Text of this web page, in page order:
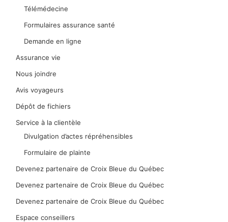
Télémédecine
Formulaires assurance santé
Demande en ligne
Assurance vie
Nous joindre
Avis voyageurs
Dépôt de fichiers
Service à la clientèle
Divulgation d’actes répréhensibles
Formulaire de plainte
Devenez partenaire de Croix Bleue du Québec
Devenez partenaire de Croix Bleue du Québec
Devenez partenaire de Croix Bleue du Québec
Espace conseillers